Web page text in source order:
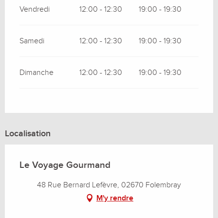
Vendredi 12:00 - 12:30 19:00 - 19:30
Samedi 12:00 - 12:30 19:00 - 19:30
Dimanche 12:00 - 12:30 19:00 - 19:30
Localisation
Le Voyage Gourmand
48 Rue Bernard Lefèvre, 02670 Folembray
M'y rendre